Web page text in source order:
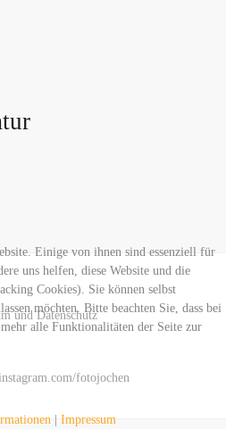
und Datenschutz
fotojochen
Einige von ihnen sind essenziell für
uns helfen, diese Website und die
Cookies). Sie können selbst
möchten. Bitte beachten Sie, dass bei
alle Funktionalitäten der Seite zur
| Impressum